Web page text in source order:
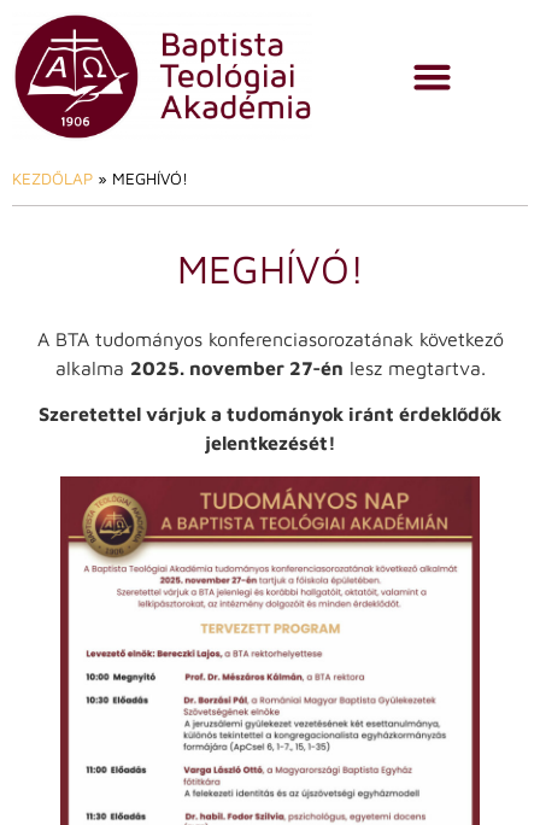
KEZDŐLAP » MEGHÍVÓ!
MEGHÍVÓ!
A BTA tudományos konferenciasorozatának következő
alkalma 2025. november 27-én lesz megtartva.
Szeretettel várjuk a tudományok iránt érdeklődők
jelentkezését!